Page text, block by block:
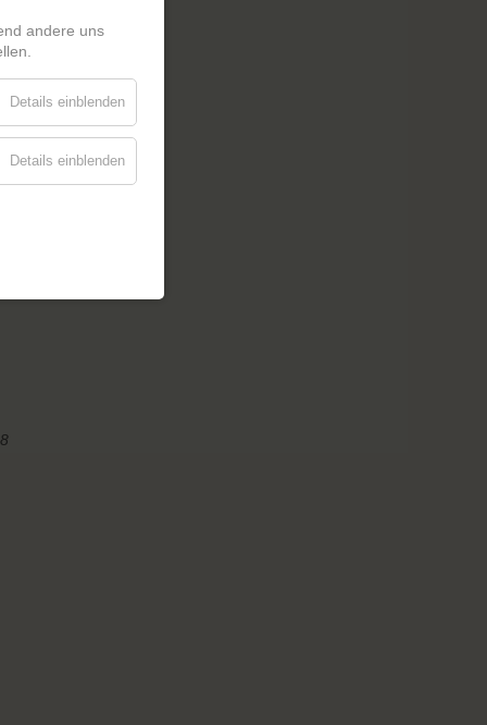
andere uns
Details einblenden
Details einblenden